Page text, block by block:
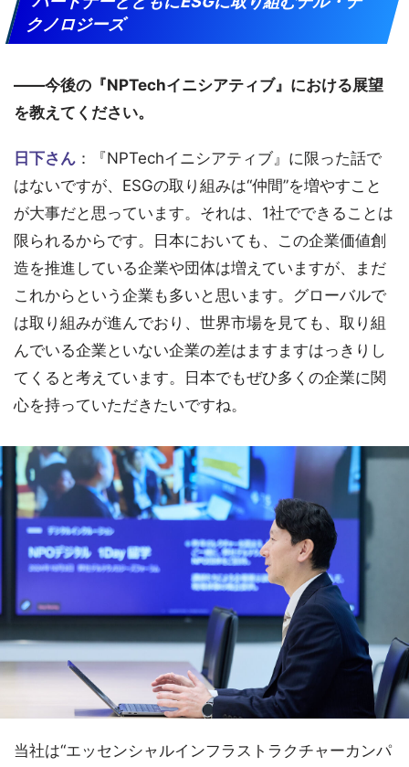
クノロジーズ
――今後の『NPTechイニシアティブ』における展望
を教えてください。
日下さん ：『NPTechイニシアティブ』に限った話で
はないですが、ESGの取り組みは“仲間”を増やすこと
が大事だと思っています。それは、1社でできることは
限られるからです。日本においても、この企業価値創
造を推進している企業や団体は増えていますが、まだ
これからという企業も多いと思います。グローバルで
は取り組みが進んでおり、世界市場を見ても、取り組
んでいる企業といない企業の差はますますはっきりし
てくると考えています。日本でもぜひ多くの企業に関
心を持っていただきたいですね。
当社は“エッセンシャルインフラストラクチャーカンパ